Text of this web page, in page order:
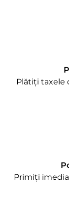
Plătiți taxele
Primiți